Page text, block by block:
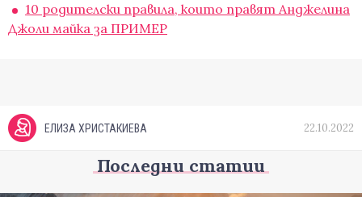
10 родителски правила, които правят Анджелина
Джоли майка за ПРИМЕР
ЕЛИЗА ХРИСТАКИЕВА 22.10.2022
Последни статии